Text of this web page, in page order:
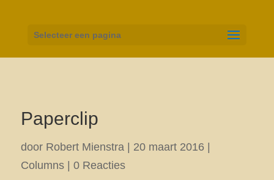
Selecteer een pagina
Paperclip
door Robert Mienstra| 20 maart 2016|
Columns| 0 Reacties